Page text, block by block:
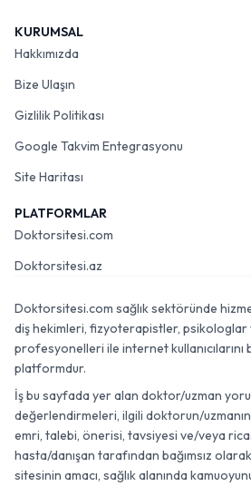
KURUMSAL
Hakkımızda
Bize Ulaşın
Gizlilik Politikası
Google Takvim Entegrasyonu
Site Haritası
PLATFORMLAR
Doktorsitesi.com
Doktorsitesi.az
Doktorsitesi.com sağlık sektöründe
diş hekimleri, fizyoterapistler, psikologlar
profesyonelleri ile internet kullanıcılarını
platformdur.
İş bu sayfada yer alan doktor/uzman
değerlendirmeleri, ilgili doktorun/
emri, talebi, önerisi, tavsiyesi ve/veya
hasta/danışan tarafından bağımsız
sitesinin amacı, sağlık alanında